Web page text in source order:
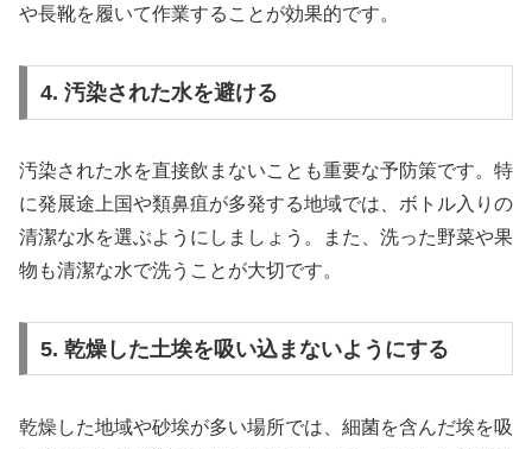
や長靴を履いて作業することが効果的です。
4. 汚染された水を避ける
汚染された水を直接飲まないことも重要な予防策です。特
に発展途上国や類鼻疽が多発する地域では、ボトル入りの
清潔な水を選ぶようにしましょう。また、洗った野菜や果
物も清潔な水で洗うことが大切です。
5. 乾燥した土埃を吸い込まないようにする
乾燥した地域や砂埃が多い場所では、細菌を含んだ埃を吸